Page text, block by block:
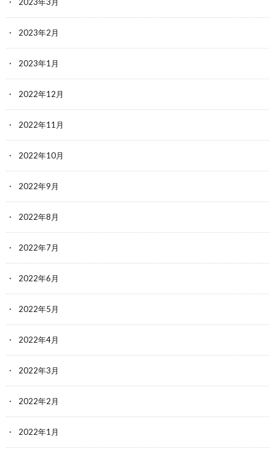
2023年2月
2023年1月
2022年12月
2022年11月
2022年10月
2022年9月
2022年8月
2022年7月
2022年6月
2022年5月
2022年4月
2022年3月
2022年2月
2022年1月